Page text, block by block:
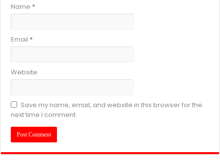
Name *
Email *
Website
Save my name, email, and website in this browser for the
next time I comment.